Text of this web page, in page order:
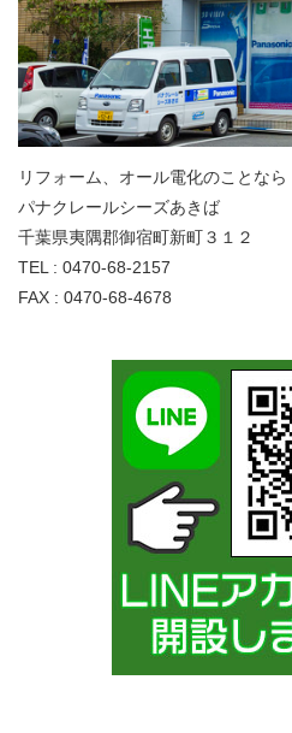
リフォーム、オール電化のことなら
パナクレールシーズあきば
千葉県夷隅郡御宿町新町３１２
TEL : 0470-68-2157
FAX : 0470-68-4678